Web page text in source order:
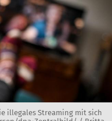
illegales Streaming mit sich